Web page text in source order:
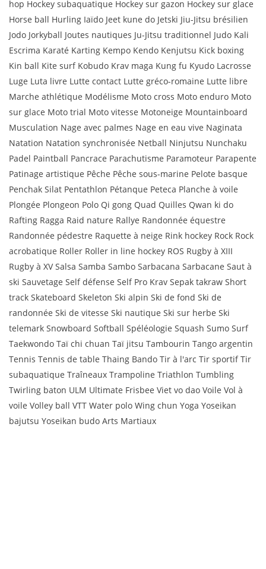
hop Hockey subaquatique Hockey sur gazon Hockey sur glace
Horse ball Hurling Iaïdo Jeet kune do Jetski Jiu-Jitsu brésilien
Jodo Jorkyball Joutes nautiques Ju-Jitsu traditionnel Judo Kali
Escrima Karaté Karting Kempo Kendo Kenjutsu Kick boxing
Kin ball Kite surf Kobudo Krav maga Kung fu Kyudo Lacrosse
Luge Luta livre Lutte contact Lutte gréco-romaine Lutte libre
Marche athlétique Modélisme Moto cross Moto enduro Moto
sur glace Moto trial Moto vitesse Motoneige Mountainboard
Musculation Nage avec palmes Nage en eau vive Naginata
Natation Natation synchronisée Netball Ninjutsu Nunchaku
Padel Paintball Pancrace Parachutisme Paramoteur Parapente
Patinage artistique Pêche Pêche sous-marine Pelote basque
Penchak Silat Pentathlon Pétanque Peteca Planche à voile
Plongée Plongeon Polo Qi gong Quad Quilles Qwan ki do
Rafting Ragga Raid nature Rallye Randonnée équestre
Randonnée pédestre Raquette à neige Rink hockey Rock Rock
acrobatique Roller Roller in line hockey ROS Rugby à XIII
Rugby à XV Salsa Samba Sambo Sarbacana Sarbacane Saut à
ski Sauvetage Self défense Self Pro Krav Sepak takraw Short
track Skateboard Skeleton Ski alpin Ski de fond Ski de
randonnée Ski de vitesse Ski nautique Ski sur herbe Ski
telemark Snowboard Softball Spéléologie Squash Sumo Surf
Taekwondo Taï chi chuan Taï jitsu Tambourin Tango argentin
Tennis Tennis de table Thaing Bando Tir à l'arc Tir sportif Tir
subaquatique Traîneaux Trampoline Triathlon Tumbling
Twirling baton ULM Ultimate Frisbee Viet vo dao Voile Vol à
voile Volley ball VTT Water polo Wing chun Yoga Yoseikan
bajutsu Yoseikan budo Arts Martiaux